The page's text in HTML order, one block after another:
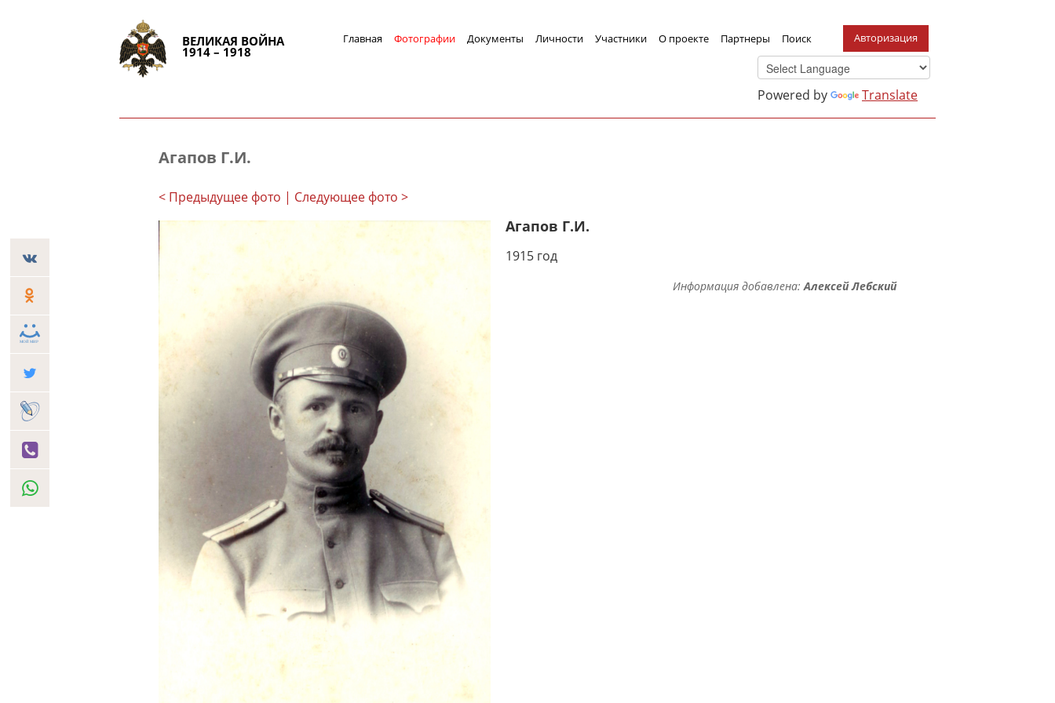
ВЕЛИКАЯ ВОЙНА
1914 – 1918
Главная Фотографии Документы Личности Участники О проекте Партнеры Поиск Авторизация
Powered by Translate
Агапов Г.И.
< Предыдущее фото | Следующее фото >
Агапов Г.И.
1915 год
Информация добавлена:Алексей Лебский